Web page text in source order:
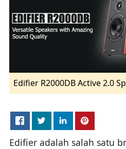
Edifier R2000DB Active 2.0
Edifier adalah salah satu